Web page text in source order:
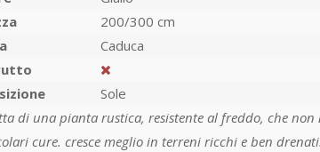
200/300 cm
Caduca
Sole
di una pianta rustica, resistente al freddo, che non
cure. cresce meglio in terreni ricchi e ben